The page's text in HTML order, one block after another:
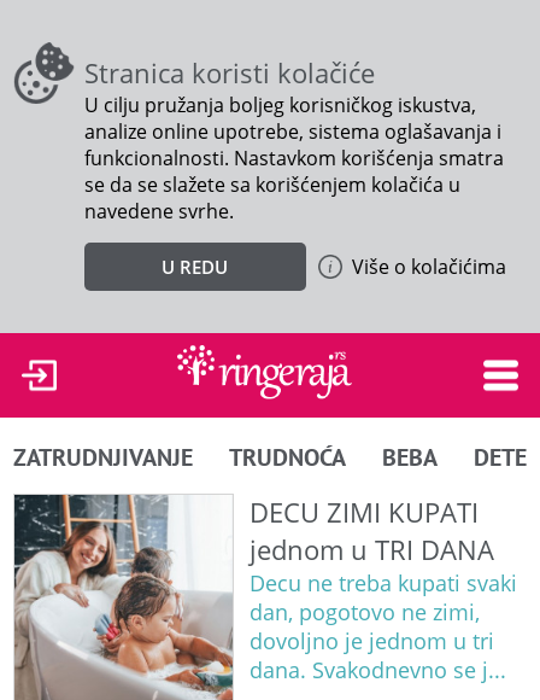
Stranica koristi kolačiće
U cilju pružanja boljeg korisničkog iskustva,
analize online upotrebe, sistema oglašavanja i
funkcionalnosti. Nastavkom korišćenja smatra
se da se slažete sa korišćenjem kolačića u
navedene svrhe.
U REDU Više o kolačićima
ZATRUDNJIVANJE TRUDNOĆA BEBA DETE
DECU ZIMI KUPATI
jednom u TRI DANA
Decu ne treba kupati svaki
dan, pogotovo ne zimi,
dovoljno je jednom u tri
dana. Svakodnevno se j...